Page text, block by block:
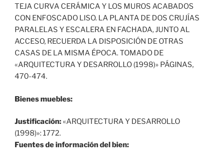
TEJA CURVA CERÁMICA Y LOS MUROS ACABADOS
CON ENFOSCADO LISO. LA PLANTA DE DOS CRUJÍAS
PARALELAS Y ESCALERA EN FACHADA, JUNTO AL
ACCESO, RECUERDA LA DISPOSICIÓN DE OTRAS
CASAS DE LA MISMA ÉPOCA. TOMADO DE
«ARQUITECTURA Y DESARROLLO (1998)» PÁGINAS,
470-474.
Bienes muebles:
Justificación:«ARQUITECTURA Y DESARROLLO
(1998)»: 1772.
Fuentes de información del bien: